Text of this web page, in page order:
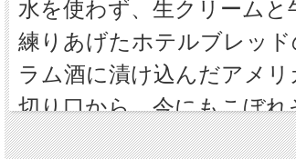
水を使わず、生クリームと
練りあげたホテルブレッド
ラム酒に漬け込んだアメリ
切り口から、今にもこぼ
一斤につき250グラム配合